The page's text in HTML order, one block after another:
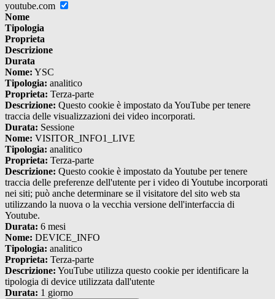
youtube.com
Nome
Tipologia
Proprieta
Descrizione
Durata
Nome: YSC
Tipologia: analitico
Proprieta: Terza-parte
Descrizione: Questo cookie è impostato da YouTube per tenere
traccia delle visualizzazioni dei video incorporati.
Durata: Sessione
Nome: VISITOR_INFO1_LIVE
Tipologia: analitico
Proprieta: Terza-parte
Descrizione: Questo cookie è impostato da Youtube per tenere
traccia delle preferenze dell'utente per i video di Youtube incorporati
nei siti; può anche determinare se il visitatore del sito web sta
utilizzando la nuova o la vecchia versione dell'interfaccia di
Youtube.
Durata: 6 mesi
Nome: DEVICE_INFO
Tipologia: analitico
Proprieta: Terza-parte
Descrizione: YouTube utilizza questo cookie per identificare la
tipologia di device utilizzata dall'utente
Durata: 1 giorno